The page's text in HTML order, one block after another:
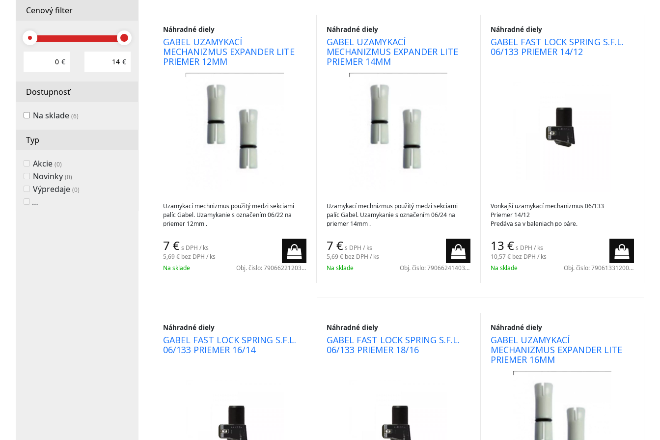
športové
recyklované
legíny,
ponožky,
návleky
topánky,
Cenový filter
€ €
Dostupnosť
Na sklade (6)
Typ
Akcie (0)
Novinky (0)
Výpredaje (0)
OBĽÚBENÉ PRODUKTY
Náhradné diely
GABEL UZAMYKACÍ
MECHANIZMUS EXPANDER LITE
PRIEMER 12MM
Uzamykací mechnizmus použitý medzi sekciami
palíc Gabel. Uzamykanie s označením 06/22 na
priemer 12mm .
7 €s DPH / ks
5,69 € bez DPH / ks
Na sklade
Obj. čislo:7906622120301
Náhradné diely
GABEL UZAMYKACÍ
MECHANIZMUS EXPANDER LITE
PRIEMER 14MM
Uzamykací mechnizmus použitý medzi sekciami
palíc Gabel. Uzamykanie s označením 06/24 na
priemer 14mm .
7 €s DPH / ks
5,69 € bez DPH / ks
Na sklade
Obj. čislo:7906624140301
Náhradné diely
GABEL FAST LOCK SPRING S.F.L.
06/133 PRIEMER 14/12
Vonkajší uzamykací mechanizmus 06/133
Priemer 14/12
Predáva sa v baleniach po páre.
Systém FAST LOCKje založený na princípe
svorkového uzáveru a stáva sa platnou alternatívou
rýchlym aj pri nízkych teplotách s použitím rukavíc.
13 € s DPH / ks
10,57 € bez DPH / ks
Na sklade
Obj. čislo:7906133120001
Náhradné diely
GABEL FAST LOCK SPRING S.F.L.
06/133 PRIEMER 16/14
Náhradné diely
GABEL FAST LOCK SPRING S.F.L.
06/133 PRIEMER 18/16
Náhradné diely
GABEL UZAMYKACÍ
MECHANIZMUS EXPANDER LITE
PRIEMER 16MM